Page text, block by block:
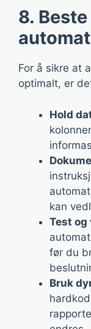
8.
For å sikre at
optimalt, er
Hold
kan
Test og
før du
Bruk